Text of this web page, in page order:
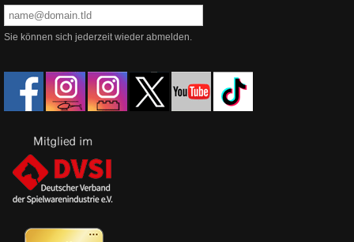
Sie können sich jederzeit wieder abmelden.